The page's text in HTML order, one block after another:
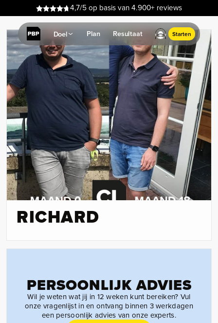
4,7/5 op basis van 4.900+ reviews
Doel Plan Resultaat Starten
RICHARD
PERSOONLIJK ADVIES
Wil je weten wat jij in 12 weken kunt bereiken? Vul
onze vragenlijst in en ontvang binnen 3 werkdagen
een persoonlijk advies van onze experts.